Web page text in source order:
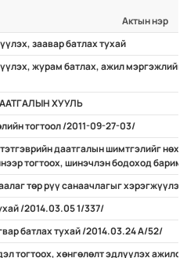
Актын нэр
заавар батлах тухай
журам батлах, ажил мэргэжлийн
ХУУЛЬ
тогтоол /2011-09-27-03/
даатгалын шимтгэлийг нөхөн
тогтоох, шинэчлэн бодоход
төр рүү санаачлагыг хэрэгжүүлэх
/2014.03.05 1/337/
батлах тухай /2014.03.24 А/52/
тогтоох, хөнгөлөлт эдлүүлэх